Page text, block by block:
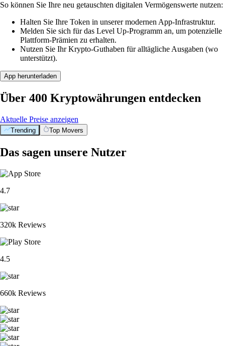
So können Sie Ihre neu getauschten digitalen Vermögenswerte nutzen:
Halten Sie Ihre Token in unserer modernen App-Infrastruktur.
Melden Sie sich für das Level Up-Programm an, um potenzielle
Plattform-Prämien zu erhalten.
Nutzen Sie Ihr Krypto-Guthaben für alltägliche Ausgaben (wo
unterstützt).
App herunterladen
Über 400 Kryptowährungen entdecken
Aktuelle Preise anzeigen
Trending Top Movers
Das sagen unsere Nutzer
4.7
320k Reviews
4.5
660k Reviews